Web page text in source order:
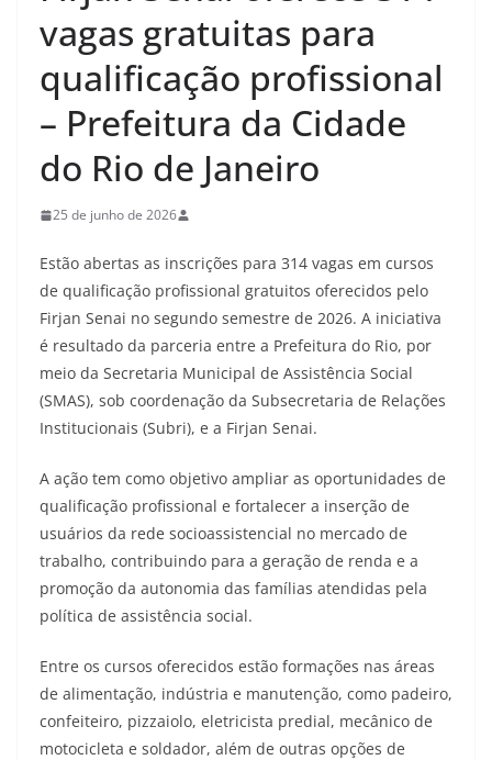
vagas gratuitas para
qualificação profissional
– Prefeitura da Cidade
do Rio de Janeiro
25 de junho de 2026
Estão abertas as inscrições para 314 vagas em cursos
de qualificação profissional gratuitos oferecidos pelo
Firjan Senai no segundo semestre de 2026. A iniciativa
é resultado da parceria entre a Prefeitura do Rio, por
meio da Secretaria Municipal de Assistência Social
(SMAS), sob coordenação da Subsecretaria de Relações
Institucionais (Subri), e a Firjan Senai.
A ação tem como objetivo ampliar as oportunidades de
qualificação profissional e fortalecer a inserção de
usuários da rede socioassistencial no mercado de
trabalho, contribuindo para a geração de renda e a
promoção da autonomia das famílias atendidas pela
política de assistência social.
Entre os cursos oferecidos estão formações nas áreas
de alimentação, indústria e manutenção, como padeiro,
confeiteiro, pizzaiolo, eletricista predial, mecânico de
motocicleta e soldador, além de outras opções de